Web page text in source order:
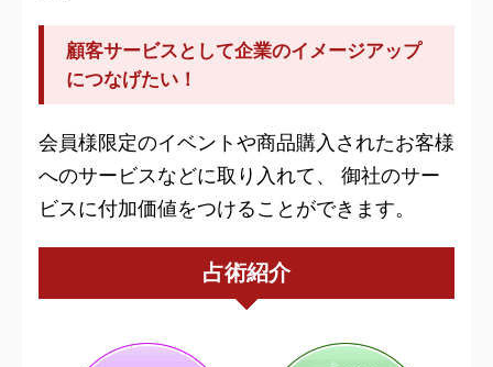
顧客サービスとして企業のイメージアップ
につなげたい！
会員様限定のイベントや商品購入されたお客様
へのサービスなどに取り入れて、 御社のサー
ビスに付加価値をつけることができます。
占術紹介